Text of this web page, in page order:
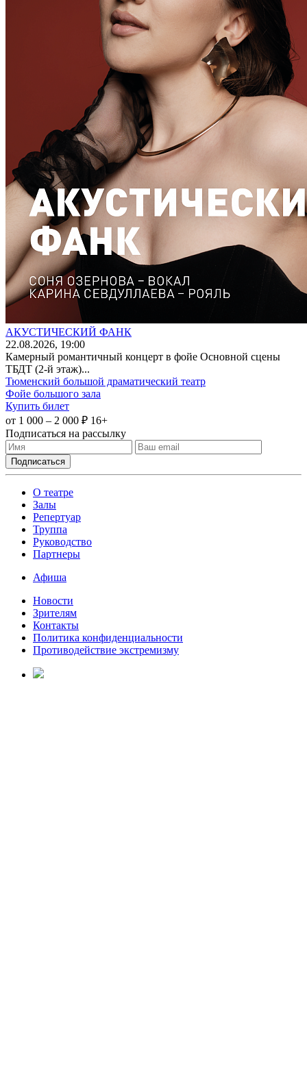
АКУСТИЧЕСКИЙ ФАНК
22.08.2026, 19:00
Камерный романтичный концерт в фойе Основной сцены
ТБДТ (2-й этаж)...
Тюменский большой драматический театр
Фойе большого зала
Купить билет
от 1 000 – 2 000 ₽ 16+
Подписаться на рассылку
О театре
Залы
Репертуар
Труппа
Руководство
Партнеры
Афиша
Новости
Зрителям
Контакты
Политика конфиденциальности
Противодействие экстремизму